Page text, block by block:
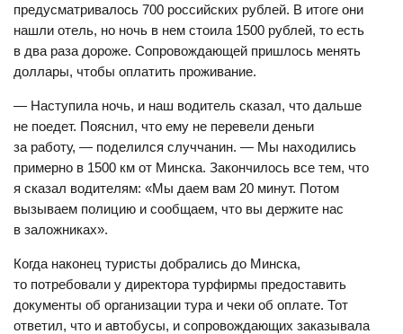
предусматривалось 700 российских рублей. В итоге они
нашли отель, но ночь в нем стоила 1500 рублей, то есть
в два раза дороже. Сопровождающей пришлось менять
доллары, чтобы оплатить проживание.
— Наступила ночь, и наш водитель сказал, что дальше
не поедет. Пояснил, что ему не перевели деньги
за работу, — поделился случчанин. — Мы находились
примерно в 1500 км от Минска. Закончилось все тем, что
я сказал водителям: «Мы даем вам 20 минут. Потом
вызываем полицию и сообщаем, что вы держите нас
в заложниках».
Когда наконец туристы добрались до Минска,
то потребовали у директора турфирмы предоставить
документы об организации тура и чеки об оплате. Тот
ответил, что и автобусы, и сопровождающих заказывала